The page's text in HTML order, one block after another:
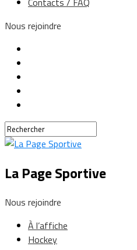
Nous rejoindre
La Page Sportive
Nous rejoindre
À l’affiche
Hockey